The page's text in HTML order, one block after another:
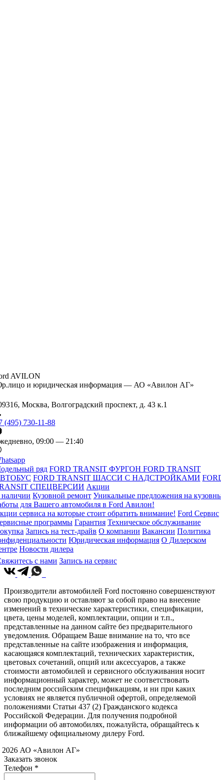
AVILON
и юридическая информация — АО «Авилон АГ»
Москва, Волгоградский проспект, д. 43 к.1
(495) 730-11-88
09:00 — 21:40
ряд FORD TRANSIT ФУРГОН FORD TRANSIT
FORD TRANSIT ШАССИ С НАДСТРОЙКАМИ
СПЕЦВЕРСИИ Акции
Кузовной ремонт Уникальные предложения на
для Вашего автомобиля в Ford Авилон!
сервиса на которые стоит обратить внимание! Ford Сервис
программы Гарантия Техническое обслуживание
Запись на тест-драйв О компании Вакансии Политика
Юридическая информация О Дилерском
Новости дилера
с нами Запись на сервис
Производители автомобилей Ford постоянно совершенствуют
свою продукцию и оставляют за собой право на внесение
изменений в технические характеристики, спецификации,
цвета, цены моделей, комплектации, опции и т.п.,
представленные на данном сайте без предварительного
уведомления. Обращаем Ваше внимание на то, что все
представленные на сайте изображения и информация,
касающаяся комплектаций, технических характеристик,
цветовых сочетаний, опций или аксессуаров, а также
стоимости автомобилей и сервисного обслуживания носит
информационный характер, может не соответствовать
последним российским спецификациям, и ни при каких
условиях не является публичной офертой, определяемой
положениями Статьи 437 (2) Гражданского кодекса
Российской Федерации. Для получения подробной
информации об автомобилях, пожалуйста, обращайтесь к
ближайшему официальному дилеру Ford.
АО «Авилон АГ»
Заказать звонок
Телефон *